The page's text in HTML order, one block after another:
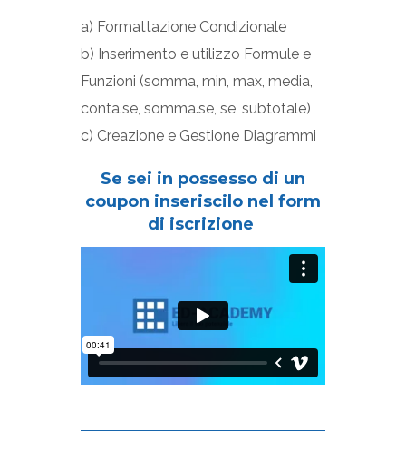
a) Formattazione Condizionale
b) Inserimento e utilizzo Formule e
Funzioni (somma, min, max, media,
conta.se, somma.se, se, subtotale)
c) Creazione e Gestione Diagrammi
Se sei in possesso di un
coupon inseriscilo nel form
di iscrizione